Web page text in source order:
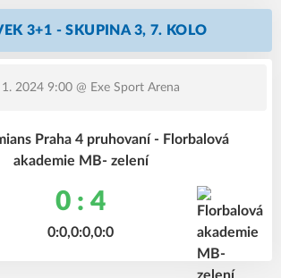
3+1 - SKUPINA 3, 7. KOLO
1. 2024 9:00 @ Exe Sport Arena
Praha 4 pruhovaní - Florbalová
akademie MB- zelení
0 : 4
0:0,0:0,0:0